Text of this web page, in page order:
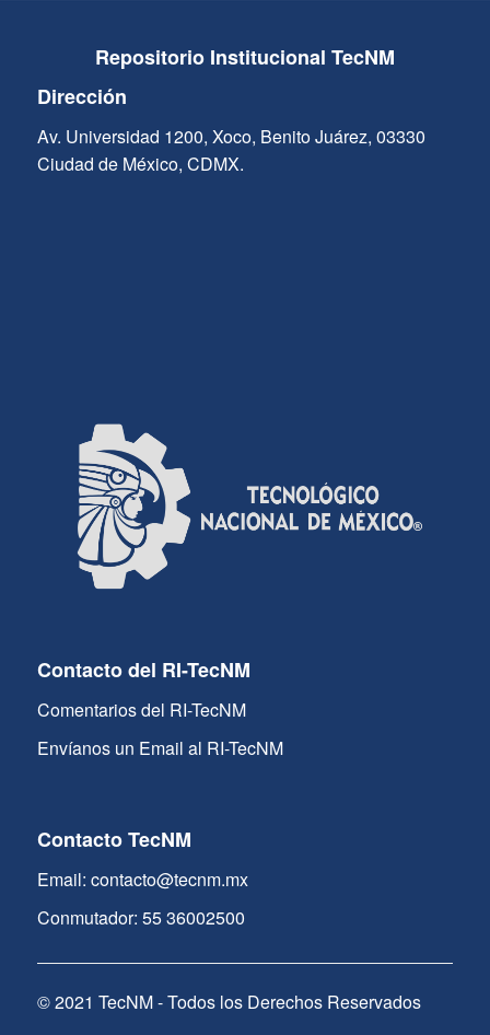
Repositorio Institucional TecNM
Dirección
Av. Universidad 1200, Xoco, Benito Juárez, 03330
Ciudad de México, CDMX.
Contacto del RI-TecNM
Comentarios del RI-TecNM
Envíanos un Email al RI-TecNM
Contacto TecNM
Email: contacto@tecnm.mx
Conmutador: 55 36002500
© 2021 TecNM - Todos los Derechos Reservados